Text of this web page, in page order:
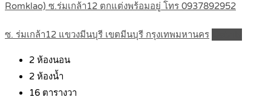
Romklao) ซ.ร่มเกล้า12 ตกแต่งพร้อมอยู่ โทร 0937892952
ซ. ร่มเกล้า12 แขวงมีนบุรี เขตมีนบุรี กรุงเทพมหานคร
2 ห้องนอน
2 ห้องน้ำ
16 ตารางวา